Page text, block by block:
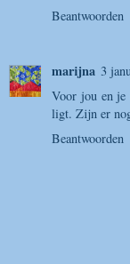
Beantwoorden
marijna 3
Voor jou en je
ligt. Zijn er
Beantwoorden